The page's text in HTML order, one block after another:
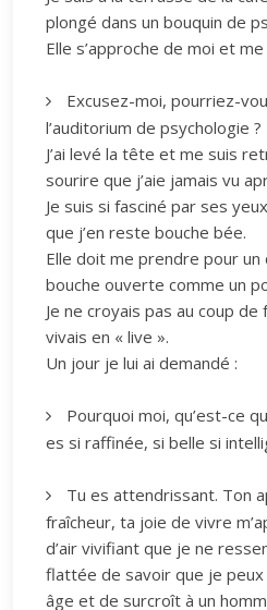
plongé dans un bouquin de
Elle s’approche de moi et
Excusez-moi, pourriez-
l’auditorium de psychologie ?
J’ai levé la tête et me suis
sourire que j’aie jamais vu
Je suis si fasciné par ses
que j’en reste bouche bée.
Elle doit me prendre pour
bouche ouverte comme un
Je ne croyais pas au coup
vivais en « live ».
Un jour je lui ai demandé :
Pourquoi moi, qu’est-ce
es si raffinée, si belle si
Tu es attendrissant. Ton
fraîcheur, ta joie de vivre
d’air vivifiant que je ne
flattée de savoir que je peux
âge et de surcroît à un